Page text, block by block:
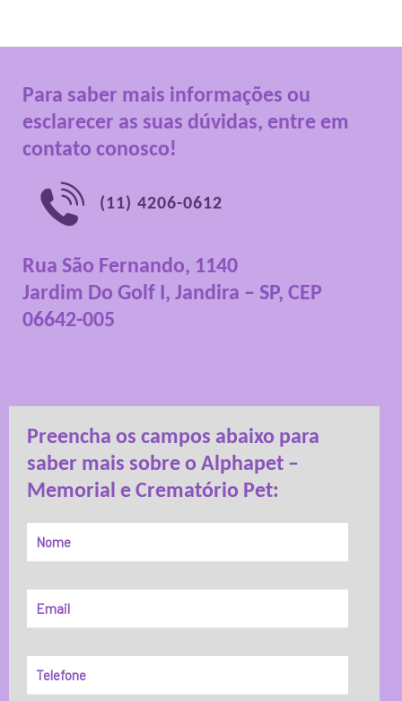
Para saber mais informações ou
esclarecer as suas dúvidas, entre em
contato conosco!
(11) 4206-0612
Rua São Fernando, 1140
Jardim Do Golf I, Jandira – SP, CEP
06642-005
Preencha os campos abaixo para
saber mais sobre o Alphapet –
Memorial e Crematório Pet: